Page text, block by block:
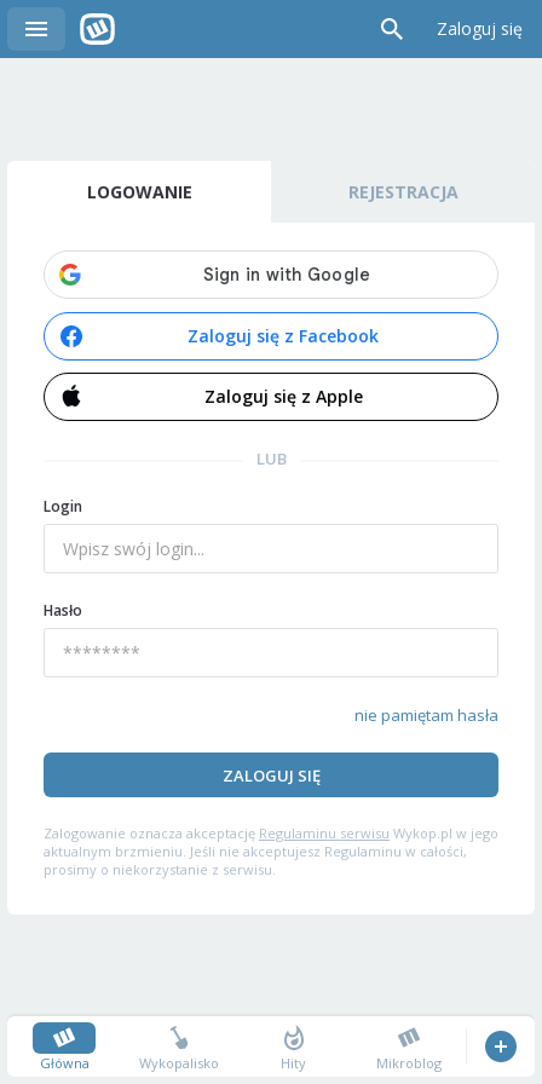
Zaloguj się
LOGOWANIE REJESTRACJA
Zaloguj się z Facebook
Zaloguj się z Apple
LUB
Login
Hasło
nie pamiętam hasła
ZALOGUJ SIĘ
Zalogowanie oznacza akceptację Regulaminu serwisu Wykop.pl w jego
aktualnym brzmieniu. Jeśli nie akceptujesz Regulaminu w całości,
prosimy o niekorzystanie z serwisu.
Główna Wykopalisko Hity Mikroblog